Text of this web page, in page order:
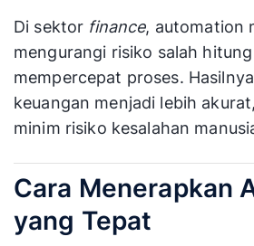
Di sektor finance, automation
mengurangi risiko salah
mempercepat proses.
keuangan menjadi lebih
minim risiko kesalahan
Cara Menerapkan
yang Tepat